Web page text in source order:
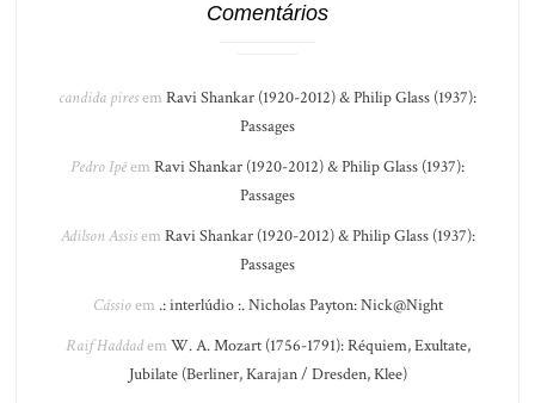
Comentários
candida piresem Ravi Shankar (1920-2012) & Philip Glass (1937):
Passages
Pedro Ipêem Ravi Shankar (1920-2012) & Philip Glass (1937):
Passages
Adilson Assisem Ravi Shankar (1920-2012) & Philip Glass (1937):
Passages
Cássioem .: interlúdio :. Nicholas Payton: Nick@Night
Raif Haddadem W. A. Mozart (1756-1791): Réquiem, Exultate,
Jubilate (Berliner, Karajan / Dresden, Klee)